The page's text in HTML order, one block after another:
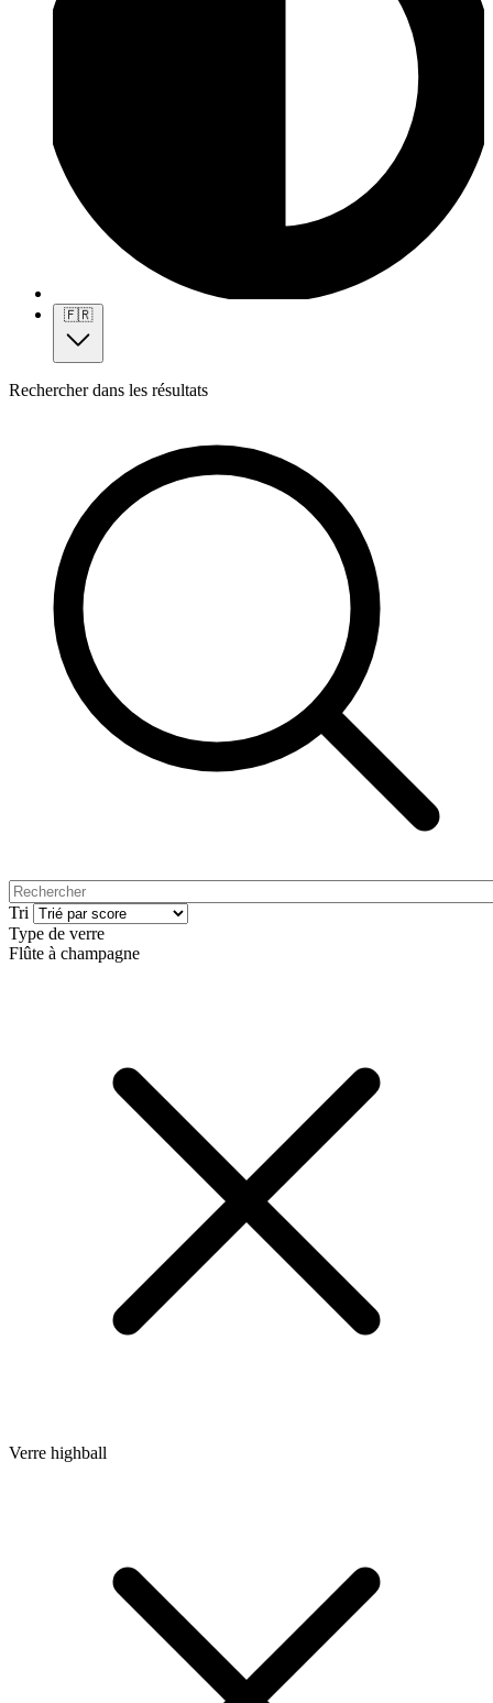
🇫🇷
Rechercher dans les résultats
Tri
Type de verre
Flûte à champagne
Verre highball